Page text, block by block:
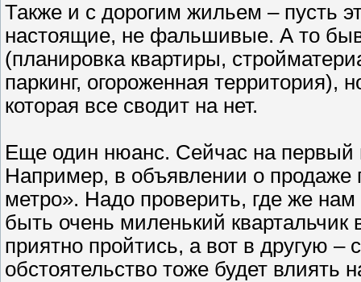
Также и с дорогим жильем – пусть
настоящие, не фальшивые. А то
(планировка квартиры,
паркинг, огороженная территория),
которая все сводит на нет.
Еще один нюанс. Сейчас на первый
Например, в объявлении о продаже
метро». Надо проверить, где же
быть очень миленький квартальчик
приятно пройтись, а вот в другую
обстоятельство тоже будет влиять